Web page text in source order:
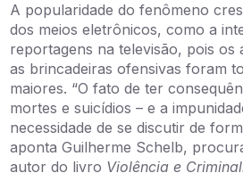
A popularidade do fenômeno
dos meios eletrônicos, como a
reportagens na televisão, pois os
as brincadeiras ofensivas foram
maiores. “O fato de ter
mortes e suicídios – e a
necessidade de se discutir de
aponta Guilherme Schelb,
autor do livro Violência e